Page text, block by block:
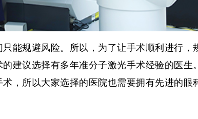
能规避风险。所以，为了让手术顺利进行，
建议选择有多年准分子激光手术经验的医生
，所以大家选择的医院也需要拥有先进的眼